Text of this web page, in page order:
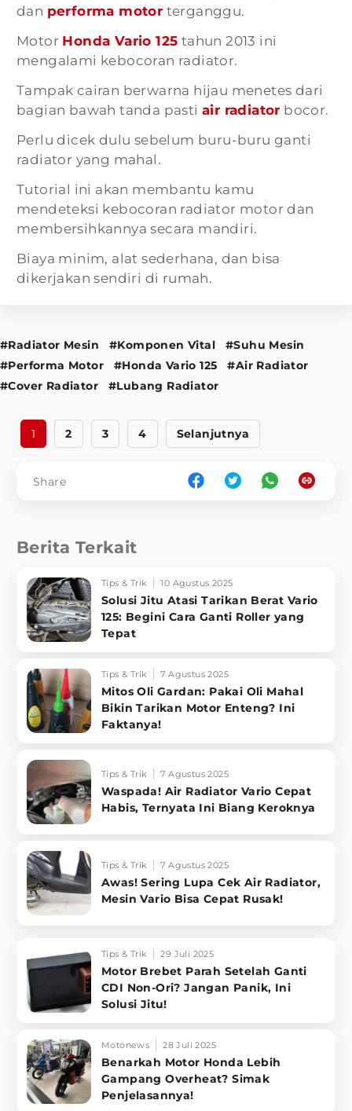
dan performa motor terganggu.
Motor Honda Vario 125 tahun 2013 ini
mengalami kebocoran radiator.
Tampak cairan berwarna hijau menetes dari
bagian bawah tanda pasti air radiator bocor.
Perlu dicek dulu sebelum buru-buru ganti
radiator yang mahal.
Tutorial ini akan membantu kamu
mendeteksi kebocoran radiator motor dan
membersihkannya secara mandiri.
Biaya minim, alat sederhana, dan bisa
dikerjakan sendiri di rumah.
#Radiator Mesin #Komponen Vital
#Suhu Mesin
#Performa Motor
#Honda Vario 125
#Air Radiator
#Cover Radiator
#Lubang Radiator
1 2 3 4 Selanjutnya
Share
Berita Terkait
Tips & Trik 10 Agustus 2025
Solusi Jitu Atasi Tarikan Berat Vario
125: Begini Cara Ganti Roller yang
Tepat
Tips & Trik 7 Agustus 2025
Mitos Oli Gardan: Pakai Oli Mahal
Bikin Tarikan Motor Enteng? Ini
Faktanya!
Tips & Trik 7 Agustus 2025
Waspada! Air Radiator Vario Cepat
Habis, Ternyata Ini Biang Keroknya
Tips & Trik 7 Agustus 2025
Awas! Sering Lupa Cek Air Radiator,
Mesin Vario Bisa Cepat Rusak!
Tips & Trik 29 Juli 2025
Motor Brebet Parah Setelah Ganti
CDI Non-Ori? Jangan Panik, Ini
Solusi Jitu!
Motonews 28 Juli 2025
Benarkah Motor Honda Lebih
Gampang Overheat? Simak
Penjelasannya!